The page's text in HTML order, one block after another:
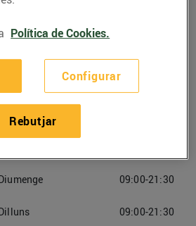
l'Ametlla De Mar
09:00-21:30
Divendres
09:00-21:30
09:00-21:30
Política de Cookies.
Configurar
Rebutjar